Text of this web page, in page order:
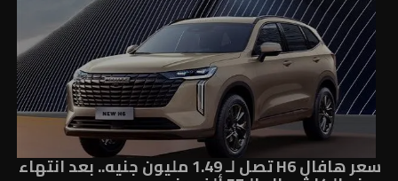
سعر هافال H6 تصل لـ 1.49 مليون جنيه.. بعد انتهاء